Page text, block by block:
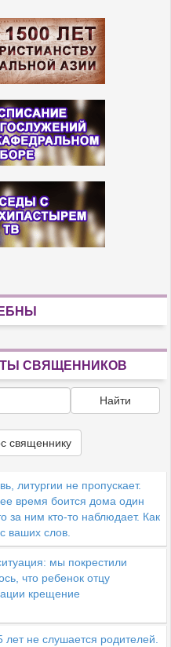
СВЯЩЕННИКОВ
Найти
священнику
литургии не пропускает.
время боится дома один
за ним кто-то наблюдает. Как
ваших слов.
мы покрестили
что ребенок отцу
крещение
не слушается родителей.